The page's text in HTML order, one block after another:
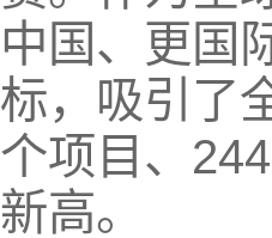
中国、更国
标，吸引了
个项目、
新高。